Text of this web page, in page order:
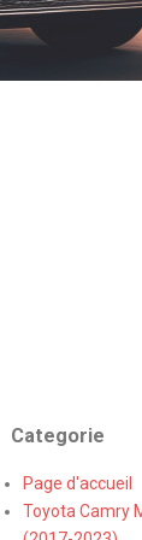
Categorie
Page d'accueil
Toyota Camry